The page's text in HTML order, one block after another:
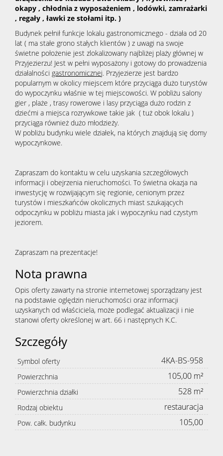
okapy , chłodnia z wyposażeniem , lodówki, zamrażarki
, regały , ławki ze stołami itp. )
Budynek pełnił funkcje lokalu gastronomicznego - działa od 20
lat ( ma stałe grono stałych klientów ) z uwagi na swoje
świetne położenie jest zlokalizowany najbliżej plaży głównej w
Przyjezierzu! Jest w pełni wyposażony i gotowy do prowadzenia
działalności gastronomicznej. Przyjezierze jest bardzo
popularnym w okolicy miejscem które przyciąga dużo turystów
do wypoczynku właśnie w tej miejscowości. W pobliżu salony
gier , plaże , trasy rowerowe i lasy przyciąga dużo rodzin z
dziećmi a miejsca rozrywkowe takie jak ( tuż obok lokalu )
przyciąga również dużo młodzieży.
W pobliżu budynku wiele działek, na których znajdują się domy
wypoczynkowe.
Zapraszam do kontaktu w celu uzyskania szczegółowych
informacji i obejrzenia nieruchomości. To świetna okazja na
inwestycję w rozwijającym się regionie, cenionym przez
turystów i mieszkańców okolicznych miast szukających
odpoczynku w pobliżu miasta jak i wypoczynku nad czystym
jeziorem.
Zapraszam na prezentacje!
Nota prawna
Opis oferty zawarty na stronie internetowej sporządzany jest
na podstawie oględzin nieruchomości oraz informacji
uzyskanych od właściciela, może podlegać aktualizacji i nie
stanowi oferty określonej w art. 66 i następnych K.C.
Szczegóły
Symbol oferty 4KA-BS-958
Powierzchnia 105,00 m²
Powierzchnia działki 528 m²
Rodzaj obiektu restauracja
Pow. całk. budynku 105,00